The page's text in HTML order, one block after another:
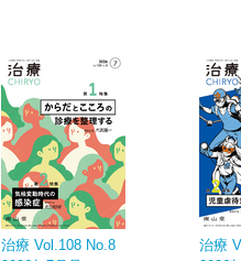
治療 Vol.108 No.8
治療